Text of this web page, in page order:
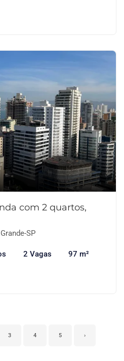
com 2 quartos,
SP
2 Vagas 97 m²
3 4 5 ›